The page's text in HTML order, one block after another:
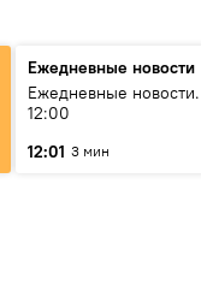
Ежедневные новости
Ежедневные новости.
12:00
12:01 3 мин